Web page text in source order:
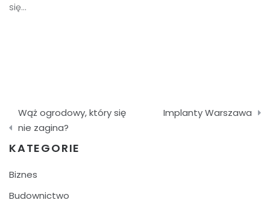
się…
Nawigacja
wpisu
Wąż ogrodowy, który się
nie zagina?
Implanty Warszawa
KATEGORIE
Biznes
Budownictwo